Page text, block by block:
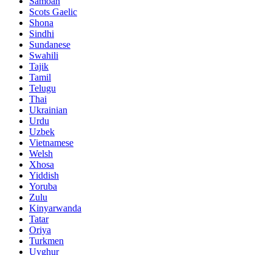
Scots Gaelic
Shona
Sindhi
Sundanese
Swahili
Tajik
Tamil
Telugu
Thai
Ukrainian
Urdu
Uzbek
Vietnamese
Welsh
Xhosa
Yiddish
Yoruba
Zulu
Kinyarwanda
Tatar
Oriya
Turkmen
Uyghur